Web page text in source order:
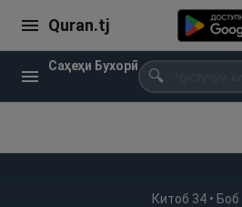
Quran.tj
Саҳеҳи Бухорӣ
🔍
Китоб 34• Боб